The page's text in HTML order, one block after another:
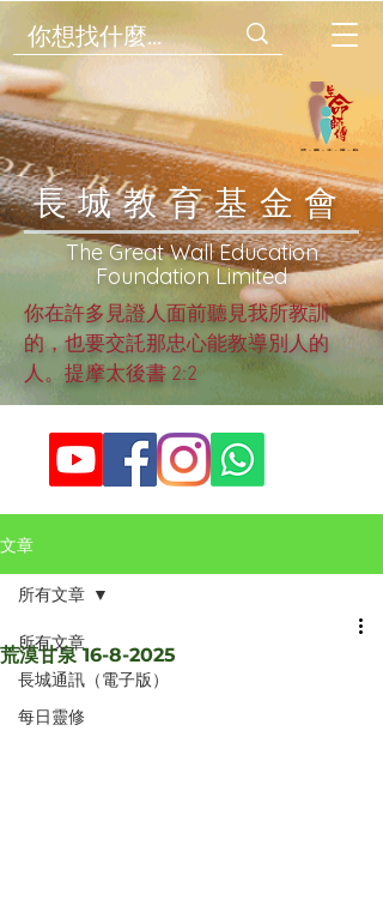
​長城教育基金會
​The Great Wall Education
Foundation Limited
你在許多見證人面前聽見我所教訓
的，也要交託那忠心能教導別人的
人。提摩太後書 2:2
文章
所有文章
長城通訊（電子版）
每日靈修
所有文章
荒漠甘泉 16-8-2025